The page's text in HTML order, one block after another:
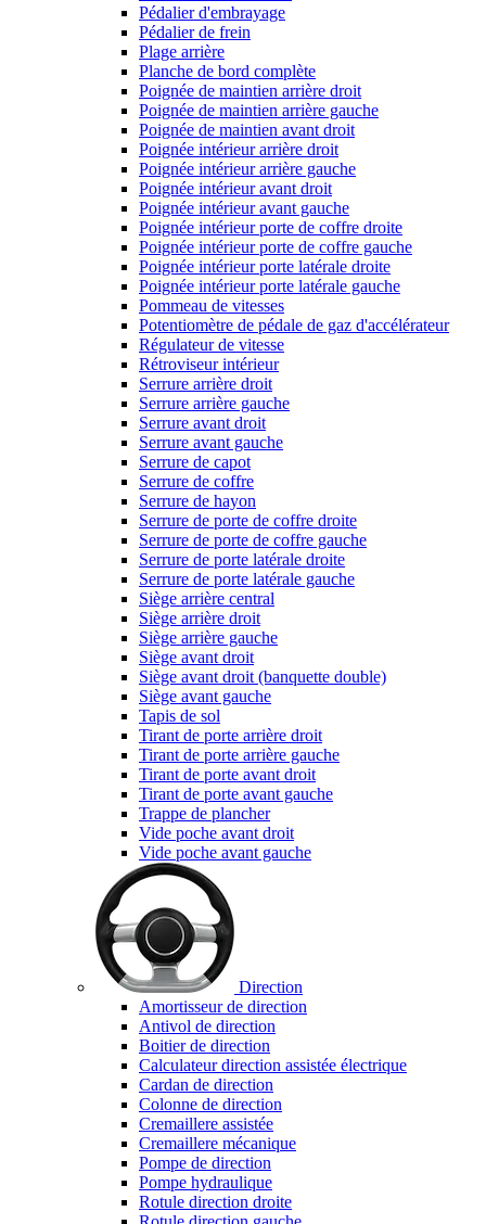
Pédalier d'embrayage
Pédalier de frein
Plage arrière
Planche de bord complète
Poignée de maintien arrière droit
Poignée de maintien arrière gauche
Poignée de maintien avant droit
Poignée intérieur arrière droit
Poignée intérieur arrière gauche
Poignée intérieur avant droit
Poignée intérieur avant gauche
Poignée intérieur porte de coffre droite
Poignée intérieur porte de coffre gauche
Poignée intérieur porte latérale droite
Poignée intérieur porte latérale gauche
Pommeau de vitesses
Potentiomètre de pédale de gaz d'accélérateur
Régulateur de vitesse
Rétroviseur intérieur
Serrure arrière droit
Serrure arrière gauche
Serrure avant droit
Serrure avant gauche
Serrure de capot
Serrure de coffre
Serrure de hayon
Serrure de porte de coffre droite
Serrure de porte de coffre gauche
Serrure de porte latérale droite
Serrure de porte latérale gauche
Siège arrière central
Siège arrière droit
Siège arrière gauche
Siège avant droit
Siège avant droit (banquette double)
Siège avant gauche
Tapis de sol
Tirant de porte arrière droit
Tirant de porte arrière gauche
Tirant de porte avant droit
Tirant de porte avant gauche
Trappe de plancher
Vide poche avant droit
Vide poche avant gauche
Direction
Amortisseur de direction
Antivol de direction
Boitier de direction
Calculateur direction assistée électrique
Cardan de direction
Colonne de direction
Cremaillere assistée
Cremaillere mécanique
Pompe de direction
Pompe hydraulique
Rotule direction droite